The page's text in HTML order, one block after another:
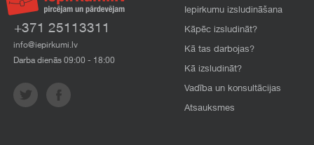
+371 25113311
info@iepirkumi.lv
Darba dienās 09:00 - 18:00
Iepirkumu izsludināšana
Kāpēc izsludināt?
Kā tas darbojas?
Kā izsludināt?
Vadība un konsultācijas
Atsauksmes